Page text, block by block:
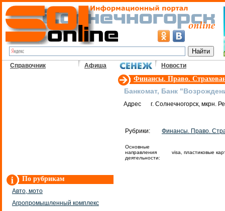
Справочник Афиша Новости
По рубрикам
Авто, мото
Агропромышленный комплекс
Финансы. Право.
Банкомат, Банк
Адрес г. Солнечногорск, мкрн.
Рубрики: Финансы. Право.
Основные
направления
деятельности:
visa, пластиковые